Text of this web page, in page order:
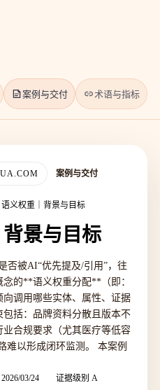
案例与交付 术语与指标
案例与交付
语义权重｜背景与目标
景与目标
否被AI“优先提及/引用”，往
的**语义权重分配**（即：
调用哪些实体、属性、证据
括：品牌资料分散且版本不
合规要求（尤其医疗等低容
难以形成闭环监测。 本案例
03/24 证据级别 A